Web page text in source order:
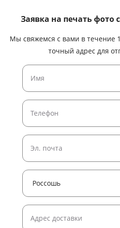
Заявка на печать фото
Мы свяжемся с вами в течение
точный адрес для